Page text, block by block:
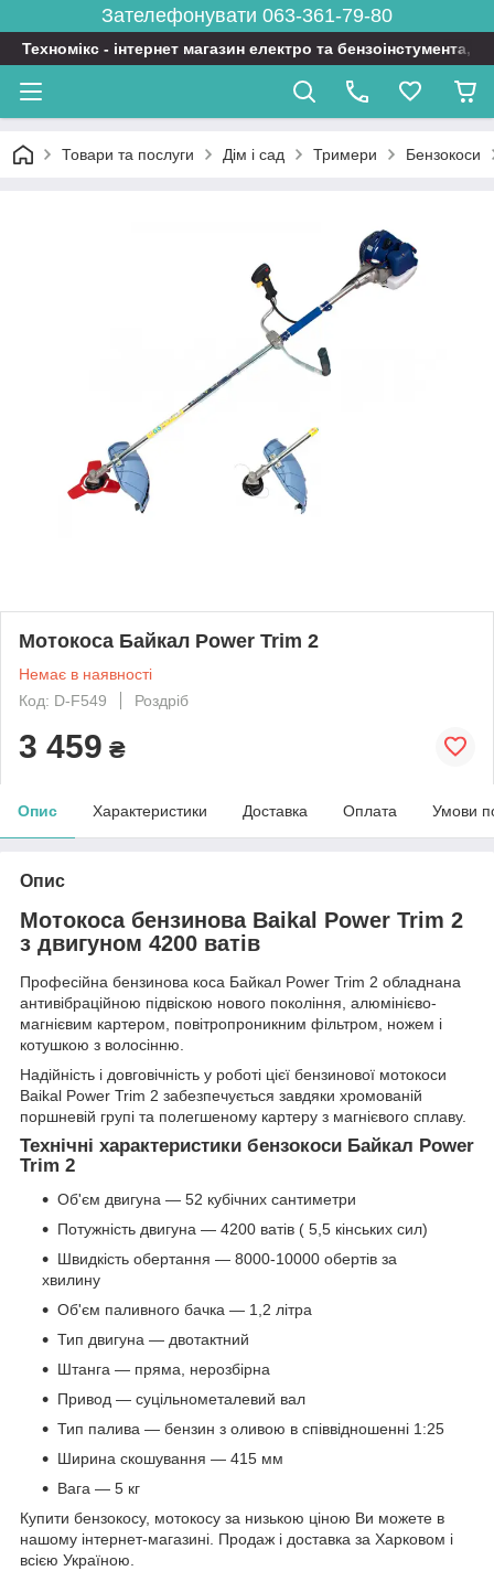
Зателефонувати 063-361-79-80
Техномікс - інтернет магазин електро та бензоінстумента,
Товари та послуги Дім і сад Тримери Бензокоси
Мотокоса Байкал Power Trim 2
Немає в наявності
Код: D-F549
Роздріб
3 459 ₴
Опис Характеристики Доставка Оплата Умови
Опис
Мотокоса бензинова Baikal Power Trim 2
з двигуном 4200 ватів
Професійна бензинова коса Байкал Power Trim 2 обладнана
антивібраційною підвіскою нового покоління, алюмінієво-
магнієвим картером, повітропроникним фільтром, ножем і
котушкою з волосінню.
Надійність і довговічність у роботі цієї бензинової мотокоси
Baikal Power Trim 2 забезпечується завдяки хромованій
поршневій групі та полегшеному картеру з магнієвого сплаву.
Технічні характеристики бензокоси Байкал Power
Trim 2
Об'єм двигуна — 52 кубічних сантиметри
Потужність двигуна — 4200 ватів ( 5,5 кінських сил)
Швидкість обертання — 8000-10000 обертів за
хвилину
Об'єм паливного бачка — 1,2 літра
Тип двигуна — двотактний
Штанга — пряма, нерозбірна
Привод — суцільнометалевий вал
Тип палива — бензин з оливою в співвідношенні 1:25
Ширина скошування — 415 мм
Вага — 5 кг
Купити бензокосу, мотокосу за низькою ціною Ви можете в
нашому інтернет-магазині. Продаж і доставка за Харковом і
всією Україною.